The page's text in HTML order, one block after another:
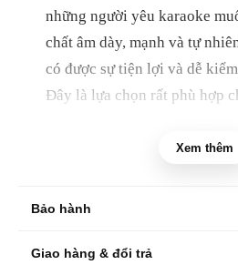
những người yêu karaoke
chất âm dày, mạnh và tự
có được sự tiện lợi và dễ
Đây là lựa chọn rất phù hợp
thống và hiện đại, bởi HA-
Điểm đặc biệt của HA-620
Xem thêm
Bảo hành
Giao hàng & đổi trả